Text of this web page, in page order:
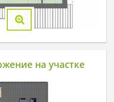
на участке